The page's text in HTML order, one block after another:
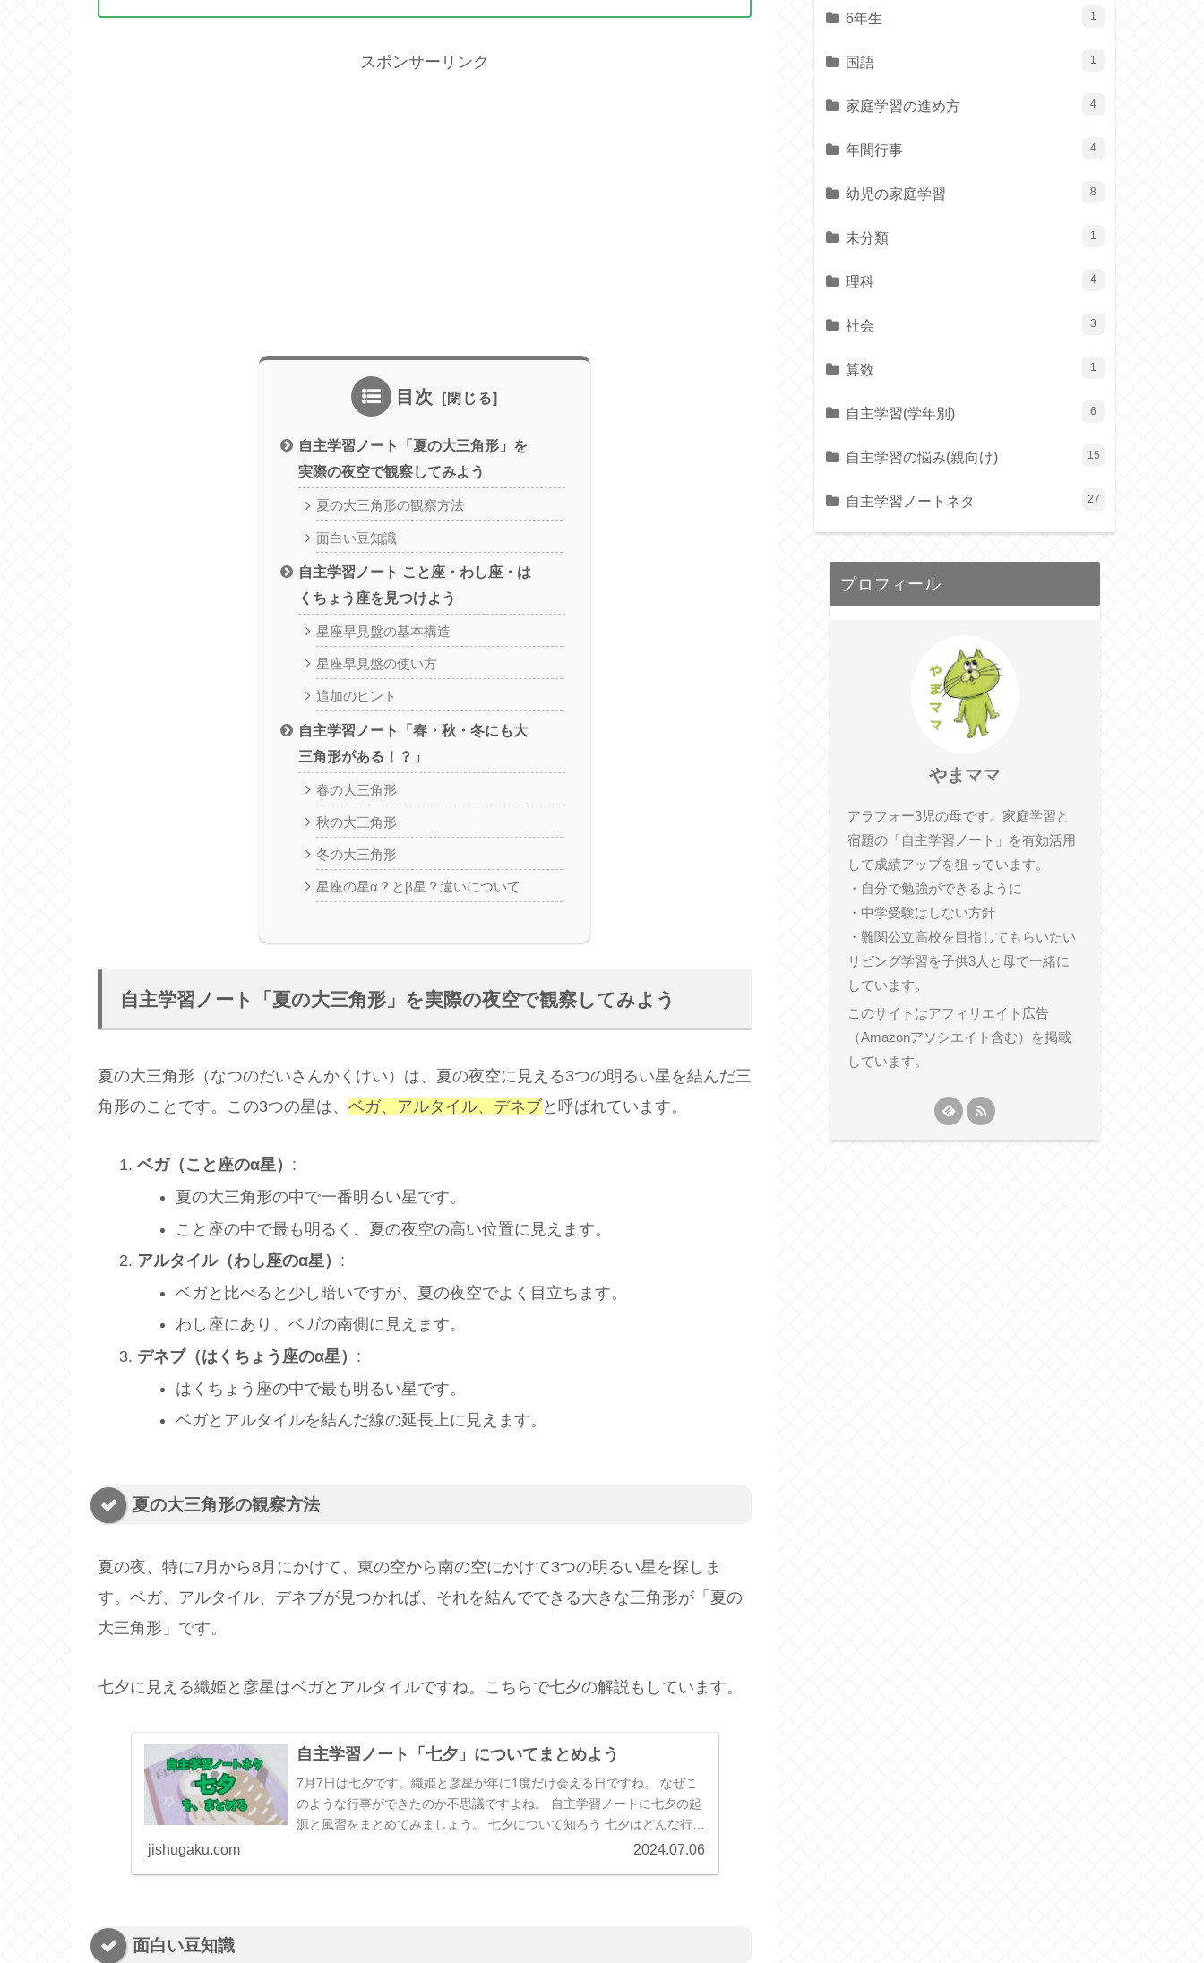
スポンサーリンク
目次
自主学習ノート「夏の大三角形」を
実際の夜空で観察してみよう
夏の大三角形の観察方法
面白い豆知識
自主学習ノート こと座・わし座・は
くちょう座を見つけよう
星座早見盤の基本構造
星座早見盤の使い方
追加のヒント
自主学習ノート「春・秋・冬にも大
三角形がある！？」
春の大三角形
秋の大三角形
冬の大三角形
星座の星α？とβ星？違いについて
自主学習ノート「夏の大三角形」を実際の夜空で観察してみよう
夏の大三角形（なつのだいさんかくけい）は、夏の夜空に見える3つの明るい星を結んだ三
角形のことです。この3つの星は、 ベガ、アルタイル、デネブ と呼ばれています。
ベガ（こと座のα星） :
夏の大三角形の中で一番明るい星です。
こと座の中で最も明るく、夏の夜空の高い位置に見えます。
アルタイル（わし座のα星） :
ベガと比べると少し暗いですが、夏の夜空でよく目立ちます。
わし座にあり、ベガの南側に見えます。
デネブ（はくちょう座のα星） :
はくちょう座の中で最も明るい星です。
ベガとアルタイルを結んだ線の延長上に見えます。
夏の大三角形の観察方法
夏の夜、特に7月から8月にかけて、東の空から南の空にかけて3つの明るい星を探しま
す。ベガ、アルタイル、デネブが見つかれば、それを結んでできる大きな三角形が「夏の
大三角形」です。
七夕に見える織姫と彦星はベガとアルタイルですね。こちらで七夕の解説もしています。
自主学習ノート「七夕」についてまとめよう
7月7日は七夕です。織姫と彦星が年に1度だけ会える日ですね。 なぜこ
のような行事ができたのか不思議ですよね。 自主学習ノートに七夕の起
源と風習をまとめてみましょう。 七夕について知ろう 七夕はどんな行
jishugaku.com 2024.07.06
面白い豆知識
6年生 1
国語 1
家庭学習の進め方 4
年間行事 4
幼児の家庭学習 8
未分類 1
理科 4
社会 3
算数 1
自主学習(学年別) 6
自主学習の悩み(親向け) 15
自主学習ノートネタ 27
プロフィール
やまママ
アラフォー3児の母です。家庭学習と
宿題の「自主学習ノート」を有効活用
して成績アップを狙っています。
・自分で勉強ができるように
・中学受験はしない方針
・難関公立高校を目指してもらいたい
リビング学習を子供3人と母で一緒に
しています。
このサイトはアフィリエイト広告
（Amazonアソシエイト含む）を掲載
しています。